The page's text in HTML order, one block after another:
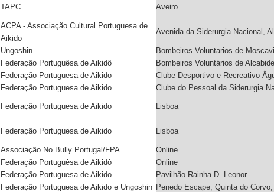
TAPC Aveiro
ACPA - Associação Cultural Portuguesa de
Aikido
Avenida da Siderurgia Nacional,
Ungoshin
Bombeiros Voluntarios de
Federação Portuguêsa de Aikidô
Bombeiros Voluntários de
Federação Portuguesa de Aikido
Clube Desportivo e Recreativo
Federação Portuguesa de Aikido Clube do Pessoal da Siderurgia
Federação Portuguesa de Aikido Lisboa
Federação Portuguesa de Aikido Lisboa
Associação No Bully Portugal/FPA
Online
Federação Portuguêsa de Aikidô
Online
Federação Portuguesa de Aikido
Pavilhão Rainha D. Leonor
Federação Portuguesa de Aikido e Ungoshin Penedo Escape, Quinta do